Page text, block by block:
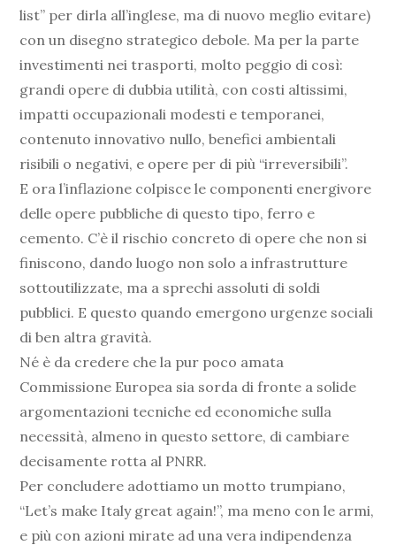
list” per dirla all’inglese, ma di nuovo meglio evitare)
con un disegno strategico debole. Ma per la parte
investimenti nei trasporti, molto peggio di così:
grandi opere di dubbia utilità, con costi altissimi,
impatti occupazionali modesti e temporanei,
contenuto innovativo nullo, benefici ambientali
risibili o negativi, e opere per di più “irreversibili”.
E ora l’inflazione colpisce le componenti energivore
delle opere pubbliche di questo tipo, ferro e
cemento. C’è il rischio concreto di opere che non si
finiscono, dando luogo non solo a infrastrutture
sottoutilizzate, ma a sprechi assoluti di soldi
pubblici. E questo quando emergono urgenze sociali
di ben altra gravità.
Né è da credere che la pur poco amata
Commissione Europea sia sorda di fronte a solide
argomentazioni tecniche ed economiche sulla
necessità, almeno in questo settore, di cambiare
decisamente rotta al PNRR.
Per concludere adottiamo un motto trumpiano,
“Let’s make Italy great again!”, ma meno con le armi,
e più con azioni mirate ad una vera indipendenza